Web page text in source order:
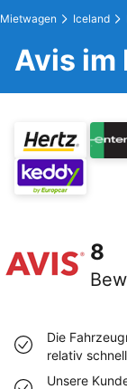
Mietwagen Iceland
Avis im
8
Die
relativ
Unsere